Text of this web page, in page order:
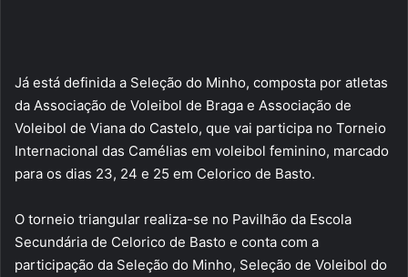
Já está definida a Seleção do Minho, composta por atletas
da Associação de Voleibol de Braga e Associação de
Voleibol de Viana do Castelo, que vai participa no Torneio
Internacional das Camélias em voleibol feminino, marcado
para os dias 23, 24 e 25 em Celorico de Basto.
O torneio triangular realiza-se no Pavilhão da Escola
Secundária de Celorico de Basto e conta com a
participação da Seleção do Minho, Seleção de Voleibol do